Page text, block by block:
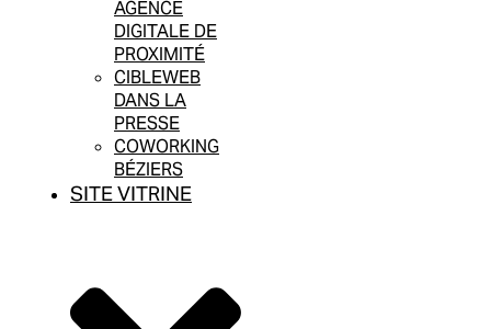
AGENCE
DIGITALE DE
PROXIMITÉ
CIBLEWEB
DANS LA
PRESSE
COWORKING
BÉZIERS
SITE VITRINE